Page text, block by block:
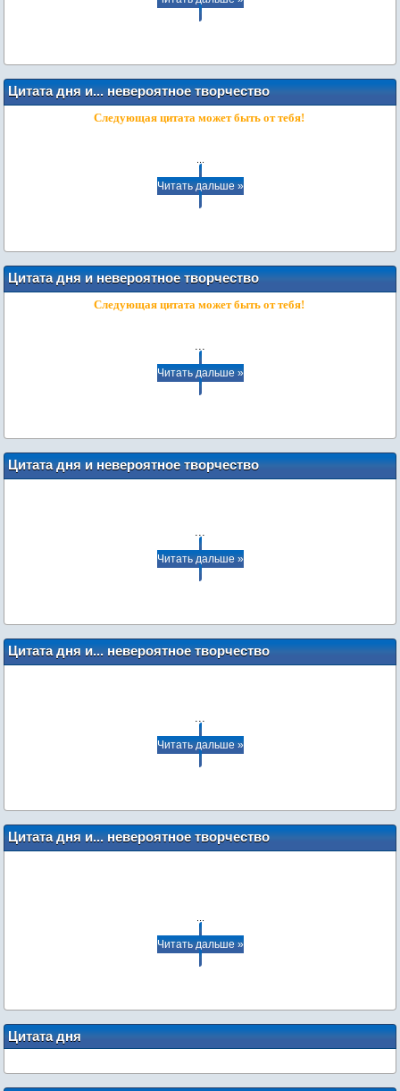
Цитата дня и... невероятное творчество
наших пользователей: стихи
Следующая цитата может быть от тебя!
Читать дальше »
Цитата дня и невероятное творчество
наших пользователей: стихи
Следующая цитата может быть от тебя!
...
Читать дальше »
Цитата дня и невероятное творчество
наших пользователей: стихи
...
Читать дальше »
Цитата дня и... невероятное творчество
наших пользователей: стихи
...
Читать дальше »
Цитата дня и... невероятное творчество
наших пользователей: стихи
Читать дальше »
Цитата дня